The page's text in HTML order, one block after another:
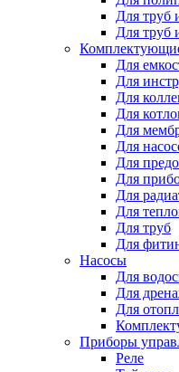
Для труб
Для труб
Для
Для
Для
Для
Для
Для
Для
Для
Для
Для
Для труб
Для
Насосы
Для
Для
Для
Приборы
Реле